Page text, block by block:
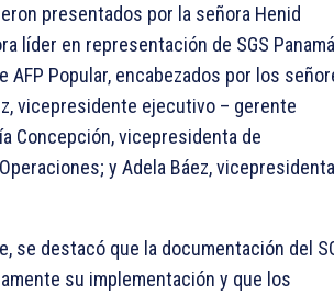
presentados por la señora Henid
líder en representación de SGS
AFP Popular, encabezados por los
vicepresidente ejecutivo – gerente
Concepción, vicepresidenta de
y Adela Báez, vicepresidenta
se destacó que la documentación del
su implementación y que los